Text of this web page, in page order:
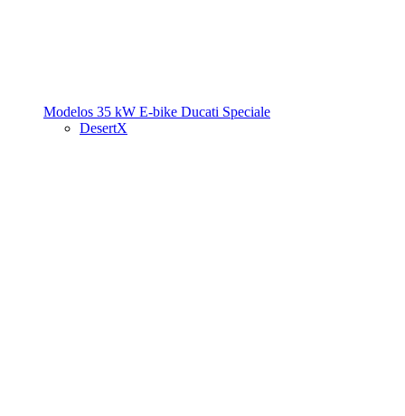
Modelos 35 kW E-bike Ducati Speciale
DesertX